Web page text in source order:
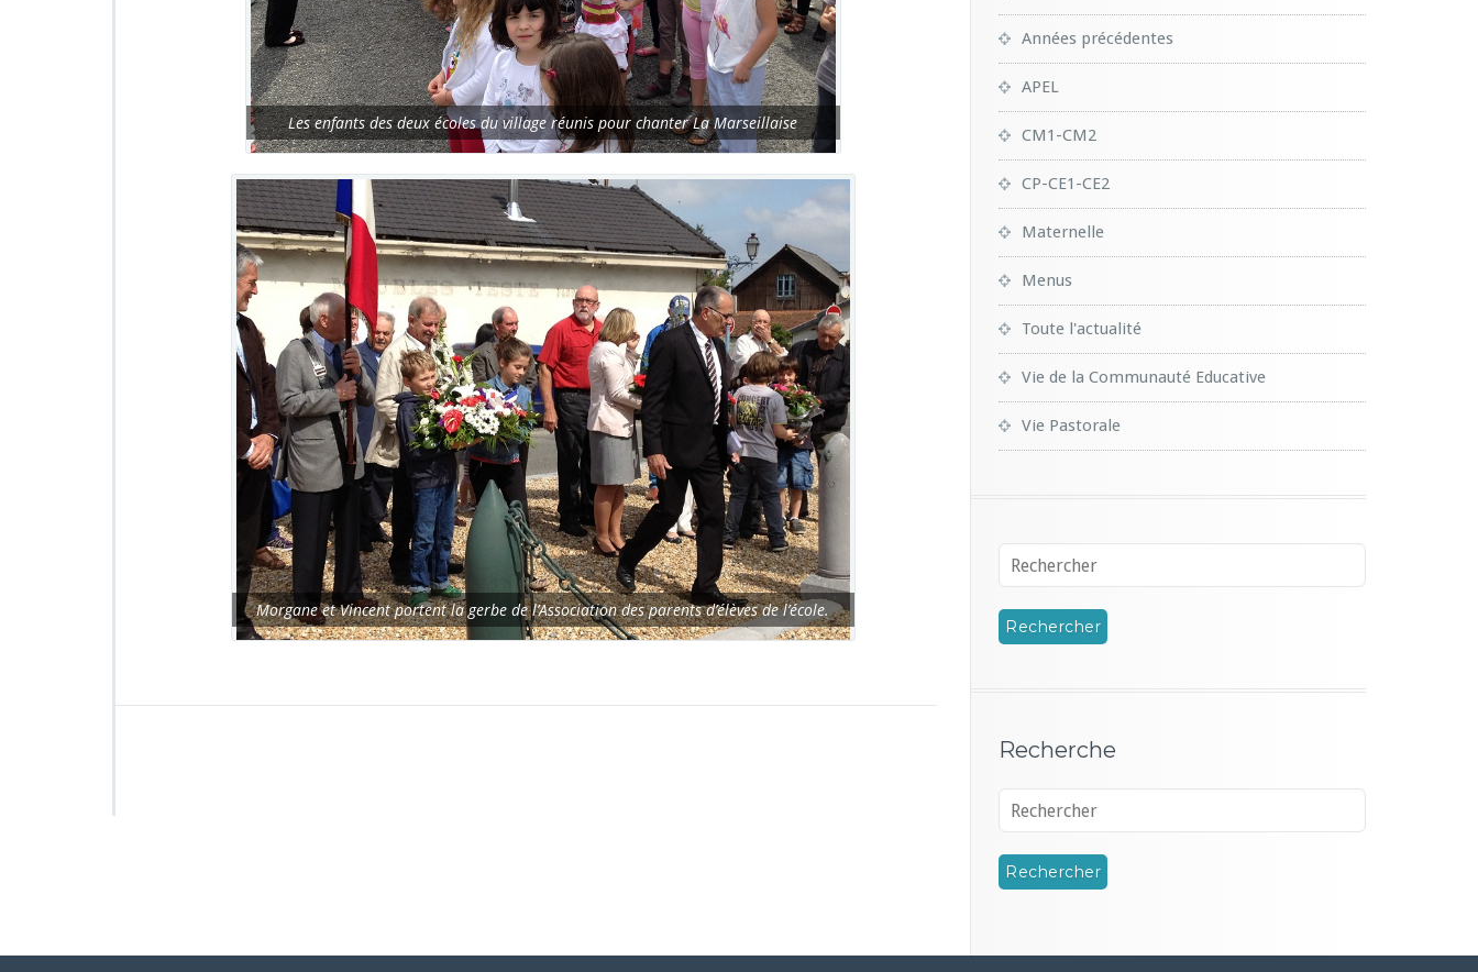
Les enfants des deux écoles du village réunis pour chanter La Marseillaise
Morgane et Vincent portent la gerbe de l’Association des parents d’élèves de l’école.
Années précédentes
APEL
CM1-CM2
CP-CE1-CE2
Maternelle
Menus
Toute l'actualité
Vie de la Communauté Educative
Vie Pastorale
Recherche